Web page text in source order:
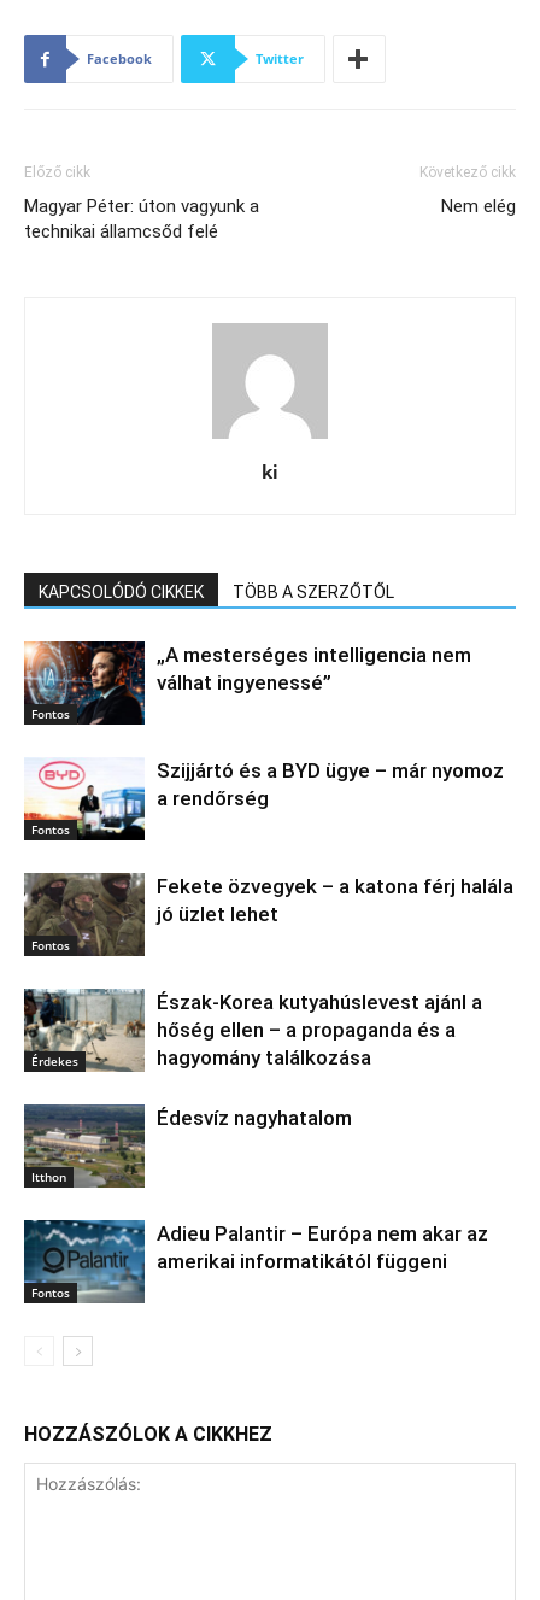
Facebook Twitter
Előző cikk
Magyar Péter: úton vagyunk a
technikai államcsőd felé
Következő cikk
Nem elég
ki
KAPCSOLÓDÓ CIKKEK TÖBB A SZERZŐTŐL
Fontos
„A mesterséges intelligencia nem
válhat ingyenessé”
Fontos
Szijjártó és a BYD ügye – már nyomoz
a rendőrség
Fontos
Fekete özvegyek – a katona férj halála
jó üzlet lehet
Érdekes
Észak‑Korea kutyahúslevest ajánl a
hőség ellen – a propaganda és a
hagyomány találkozása
Itthon
Édesvíz nagyhatalom
Fontos
Adieu Palantir – Európa nem akar az
amerikai informatikától függeni
HOZZÁSZÓLOK A CIKKHEZ